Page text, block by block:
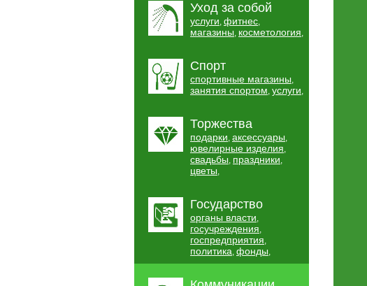
Уход за собой
услуги, фитнес,
магазины, косметология,
Спорт
спортивные магазины,
занятия спортом, услуги,
Торжества
подарки, аксессуары,
ювелирные изделия,
свадьбы, праздники,
цветы,
Государство
органы власти,
госучреждения,
госпредприятия,
политика, фонды,